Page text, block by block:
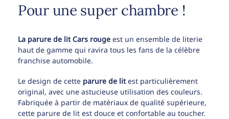
Pour une super chambre !
La parure de lit Cars rouge est un ensemble de literie
haut de gamme qui ravira tous les fans de la célèbre
franchise automobile.
Le design de cette parure de litest particulièrement
original, avec une astucieuse utilisation des couleurs.
Fabriquée à partir de matériaux de qualité supérieure,
cette parure de lit est douce et confortable au toucher.